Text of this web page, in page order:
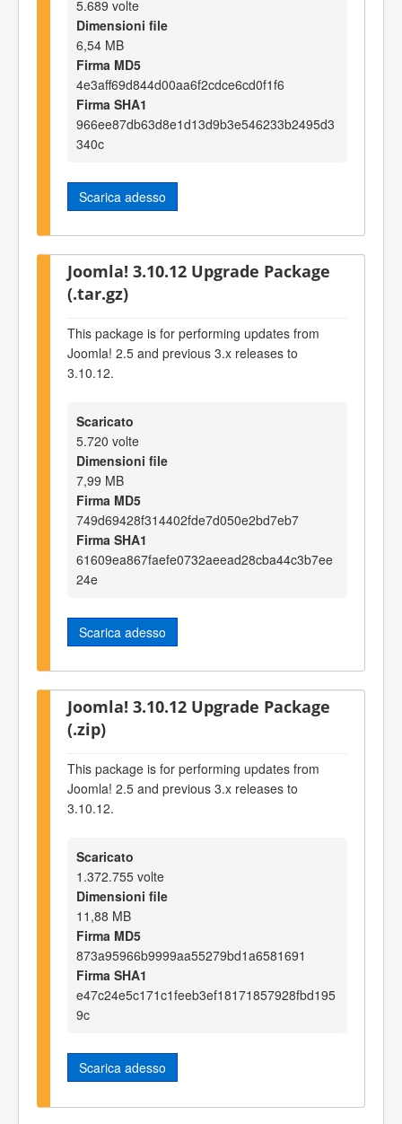
5.689 volte
Dimensioni file
6,54 MB
Firma MD5
4e3aff69d844d00aa6f2cdce6cd0f1f6
Firma SHA1
966ee87db63d8e1d13d9b3e546233b2495d3
340c
Scarica adesso
Joomla! 3.10.12 Upgrade Package
(.tar.gz)
This package is for performing updates from
Joomla! 2.5 and previous 3.x releases to
3.10.12.
Scaricato
5.720 volte
Dimensioni file
7,99 MB
Firma MD5
749d69428f314402fde7d050e2bd7eb7
Firma SHA1
61609ea867faefe0732aeead28cba44c3b7ee
24e
Scarica adesso
Joomla! 3.10.12 Upgrade Package
(.zip)
This package is for performing updates from
Joomla! 2.5 and previous 3.x releases to
3.10.12.
Scaricato
1.372.755 volte
Dimensioni file
11,88 MB
Firma MD5
873a95966b9999aa55279bd1a6581691
Firma SHA1
e47c24e5c171c1feeb3ef18171857928fbd195
9c
Scarica adesso